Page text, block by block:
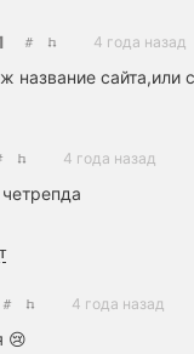
4 года назад
название сайта,или
4 года назад
4 года назад
😢